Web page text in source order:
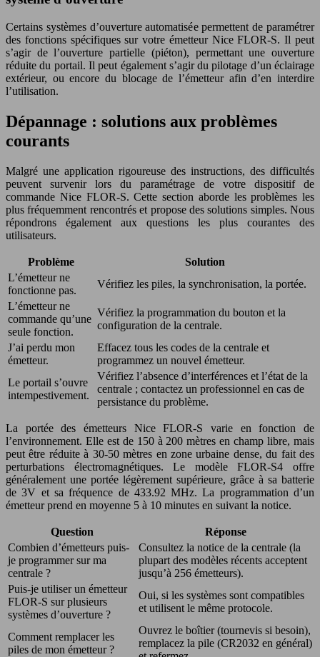
Certains systèmes d’ouverture automatisée permettent de paramétrer
des fonctions spécifiques sur votre émetteur Nice FLOR-S. Il peut
s’agir de l’ouverture partielle (piéton), permettant une ouverture
réduite du portail. Il peut également s’agir du pilotage d’un éclairage
extérieur, ou encore du blocage de l’émetteur afin d’en interdire
l’utilisation.
Dépannage : solutions aux problèmes
courants
Malgré une application rigoureuse des instructions, des difficultés
peuvent survenir lors du paramétrage de votre dispositif de
commande Nice FLOR-S. Cette section aborde les problèmes les
plus fréquemment rencontrés et propose des solutions simples. Nous
répondrons également aux questions les plus courantes des
utilisateurs.
Problème
Solution
L’émetteur ne
fonctionne pas.
Vérifiez les piles, la synchronisation, la portée.
L’émetteur ne
commande qu’une
seule fonction.
Vérifiez la programmation du bouton et la
configuration de la centrale.
J’ai perdu mon
émetteur.
Effacez tous les codes de la centrale et
programmez un nouvel émetteur.
Le portail s’ouvre
intempestivement.
Vérifiez l’absence d’interférences et l’état de la
centrale ; contactez un professionnel en cas de
persistance du problème.
La portée des émetteurs Nice FLOR-S varie en fonction de
l’environnement. Elle est de 150 à 200 mètres en champ libre, mais
peut être réduite à 30-50 mètres en zone urbaine dense, du fait des
perturbations électromagnétiques. Le modèle FLOR-S4 offre
généralement une portée légèrement supérieure, grâce à sa batterie
de 3V et sa fréquence de 433.92 MHz. La programmation d’un
émetteur prend en moyenne 5 à 10 minutes en suivant la notice.
Question
Réponse
Combien d’émetteurs puis-
je programmer sur ma
centrale ?
Consultez la notice de la centrale (la
plupart des modèles récents acceptent
jusqu’à 256 émetteurs).
Puis-je utiliser un émetteur
FLOR-S sur plusieurs
systèmes d’ouverture ?
Oui, si les systèmes sont compatibles
et utilisent le même protocole.
Comment remplacer les
piles de mon émetteur ?
Ouvrez le boîtier (tournevis si besoin),
remplacez la pile (CR2032 en général)